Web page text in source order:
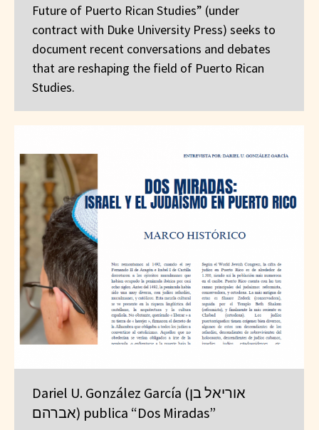
Future of Puerto Rican Studies” (under
contract with Duke University Press) seeks to
document recent conversations and debates
that are reshaping the field of Puerto Rican
Studies.
Dariel U. González García (אוריאל בן
אברהם) publica “Dos Miradas”